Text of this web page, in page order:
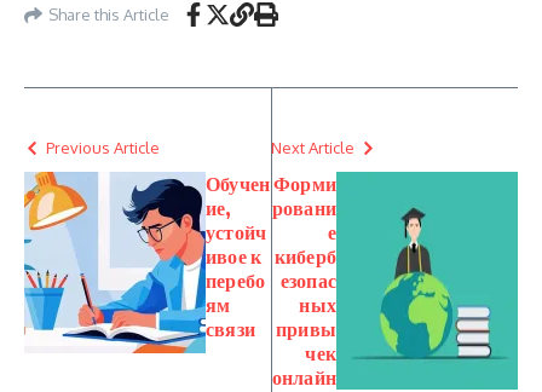
Share this Article
Previous Article
Обучен
ие,
устойч
ивое к
перебо
ям
связи
Next Article
Форми
ровани
е
киберб
езопас
ных
привы
чек
онлайн